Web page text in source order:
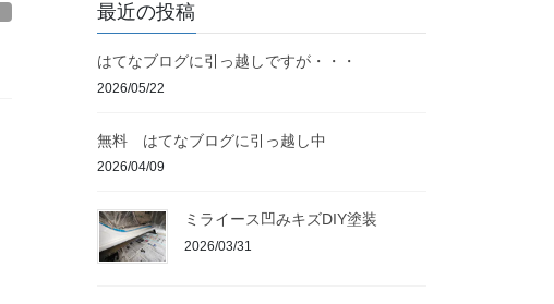
最近の投稿
はてなブログに引っ越しですが・・・
2026/05/22
無料 はてなブログに引っ越し中
2026/04/09
ミライース凹みキズDIY塗装
2026/03/31